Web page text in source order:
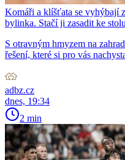
Komáři a klíšťata se vyhýbají
bylinka. Stačí ji zasadit ke stolu
S otravným hmyzem na
řešení, které si pro vás
adbz.cz
dnes, 19:34
2 min